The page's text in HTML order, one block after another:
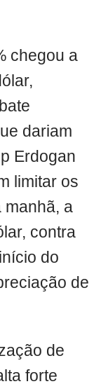
chegou a
dariam
Erdogan
limitar os
manhã, a
contra
do
de
de
forte